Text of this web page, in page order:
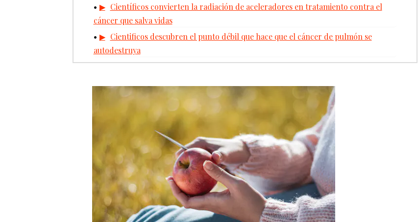
Científicos convierten la radiación de aceleradores en tratamiento contra el
cáncer que salva vidas
Cientificos descubren el punto débil que hace que el cáncer de pulmón se
autodestruya